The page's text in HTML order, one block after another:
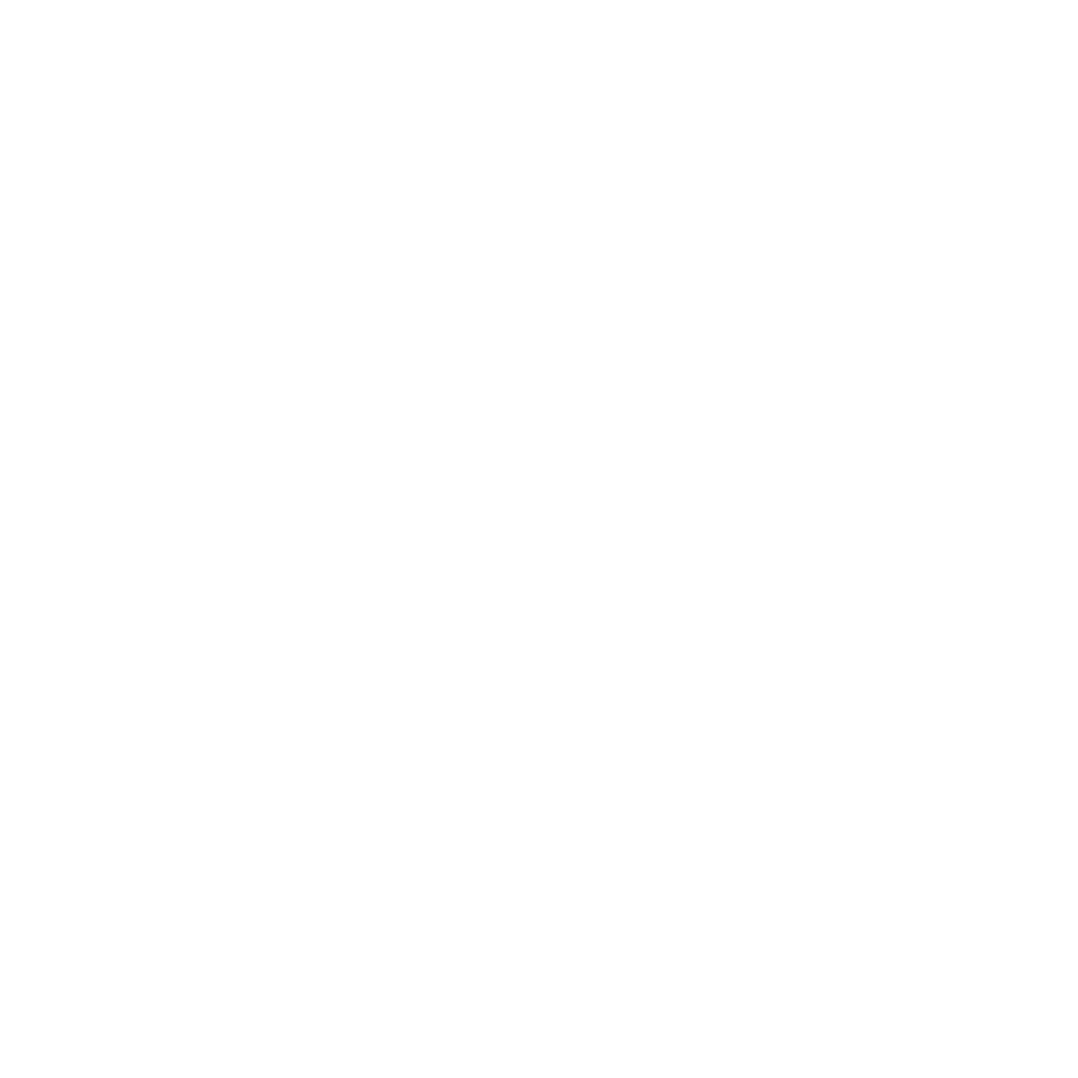
klimatizace a sejf (zdarma). O blaho hostů se stará restaurace (klimatizovaná). Wi-Fi může být používán za poplatek. Pokojový servis
jsou za poplatek.
a lehátka (zdarma). V baru u bazénu jsou k dostání osvěžující nápoje.
dětí: babysitting (za poplatek).
služby jsou závislé na ročním období a na místních klimatických podmínkách. Jazyky: angličtina a francouzština. Kreditní karty: